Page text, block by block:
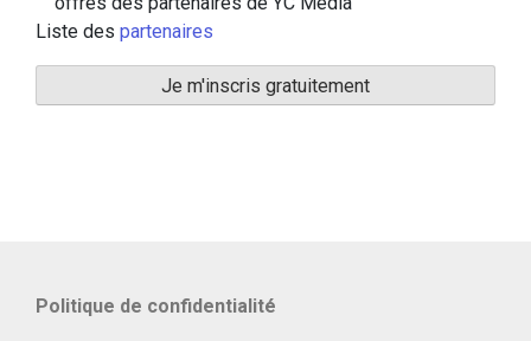
Liste des partenaires
Politique de confidentialité